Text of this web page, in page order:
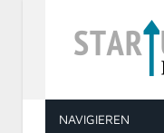
NAVIGIEREN